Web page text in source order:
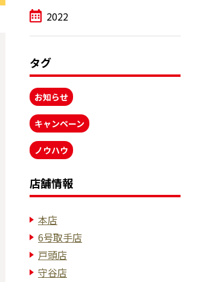
2022
タグ
お知らせ
キャンペーン
ノウハウ
店舗情報
本店
6号取手店
戸頭店
守谷店